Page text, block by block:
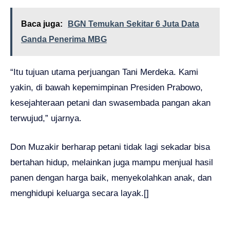
Baca juga:
BGN Temukan Sekitar 6 Juta Data
Ganda Penerima MBG
“Itu tujuan utama perjuangan Tani Merdeka. Kami
yakin, di bawah kepemimpinan Presiden Prabowo,
kesejahteraan petani dan swasembada pangan akan
terwujud,” ujarnya.
Don Muzakir berharap petani tidak lagi sekadar bisa
bertahan hidup, melainkan juga mampu menjual hasil
panen dengan harga baik, menyekolahkan anak, dan
menghidupi keluarga secara layak.[]